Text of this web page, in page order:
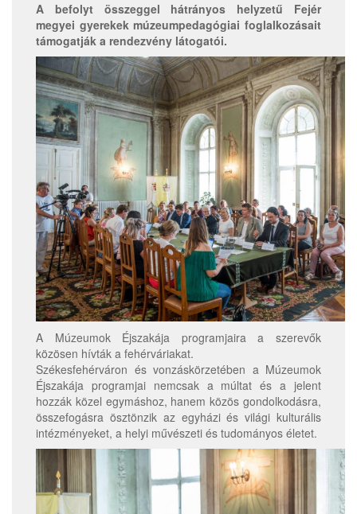
A befolyt összeggel hátrányos helyzetű Fejér
megyei gyerekek múzeumpedagógiai foglalkozásait
támogatják a rendezvény látogatói.
A Múzeumok Éjszakája programjaira a szerevők
közösen hívták a fehérváriakat.
Székesfehérváron és vonzáskörzetében a Múzeumok
Éjszakája programjai nemcsak a múltat és a jelent
hozzák közel egymáshoz, hanem közös gondolkodásra,
összefogásra ösztönzik az egyházi és világi kulturális
intézményeket, a helyi művészeti és tudományos életet.